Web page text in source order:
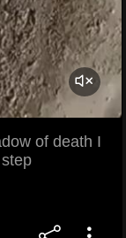
of death I